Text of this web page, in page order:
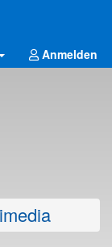
Anmelden